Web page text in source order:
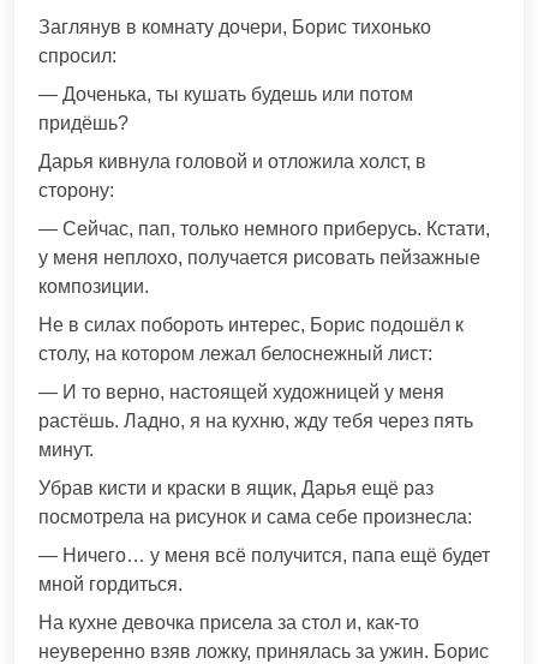
Заглянув в комнату дочери, Борис тихонько
спросил:
— Доченька, ты кушать будешь или потом
придёшь?
Дарья кивнула головой и отложила холст, в
сторону:
— Сейчас, пап, только немного приберусь. Кстати,
у меня неплохо, получается рисовать пейзажные
композиции.
Не в силах побороть интерес, Борис подошёл к
столу, на котором лежал белоснежный лист:
— И то верно, настоящей художницей у меня
растёшь. Ладно, я на кухню, жду тебя через пять
минут.
Убрав кисти и краски в ящик, Дарья ещё раз
посмотрела на рисунок и сама себе произнесла:
— Ничего… у меня всё получится, папа ещё будет
мной гордиться.
На кухне девочка присела за стол и, как-то
неуверенно взяв ложку, принялась за ужин. Борис